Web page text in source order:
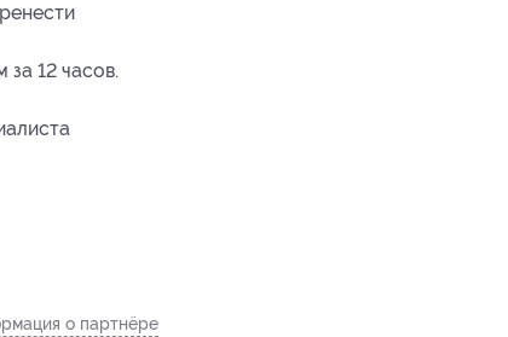
12 часов.
о партнёре